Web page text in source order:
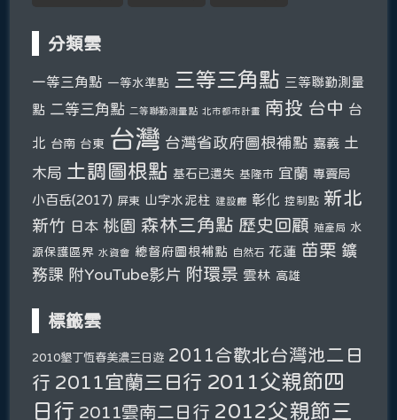
分類雲
一等三角點 一等水準點 三等三角點 三等聯勤測量
點 二等三角點 二等聯勤測量點 北市都市計畫 南投 台中 台
北 台南 台東 台灣 台灣省政府圖根補點 嘉義 土
木局 土調圖根點 基石已遺失 基隆市 宜蘭 專賣局
小百岳(2017) 屏東 山字水泥柱 建設廳 彰化 控制點 新北
新竹 日本 桃園 森林三角點 歷史回顧 殖產局
水
源保護區界 水資會 總督府圖根補點 自然石 花蓮 苗栗 鑛
務課 附YouTube影片 附環景 雲林 高雄
標籤雲
2010墾丁恆春美濃三日遊 2011合歡北台灣池二日
行 2011宜蘭三日行 2011父親節四
日行 2011雲南二日行 2012父親節三